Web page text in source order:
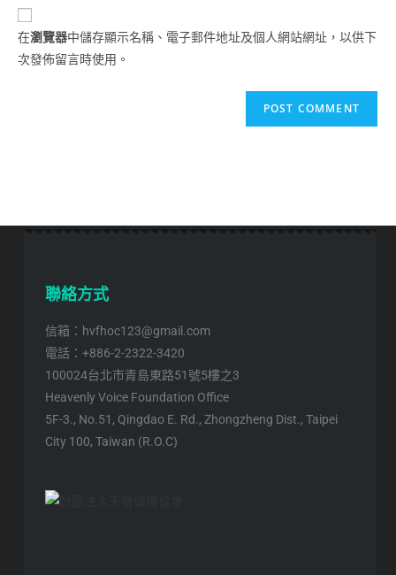
在瀏覽器中儲存顯示名稱、電子郵件地址及個人網站網址，以供下
次發佈留言時使用。
聯絡方式
信箱：hvfhoc123@gmail.com
電話：+886-2-2322-3420
100024台北市青島東路51號5樓之3
Heavenly Voice Foundation Office
5F-3., No.51, Qingdao E. Rd., Zhongzheng Dist., Taipei
City 100, Taiwan (R.O.C)